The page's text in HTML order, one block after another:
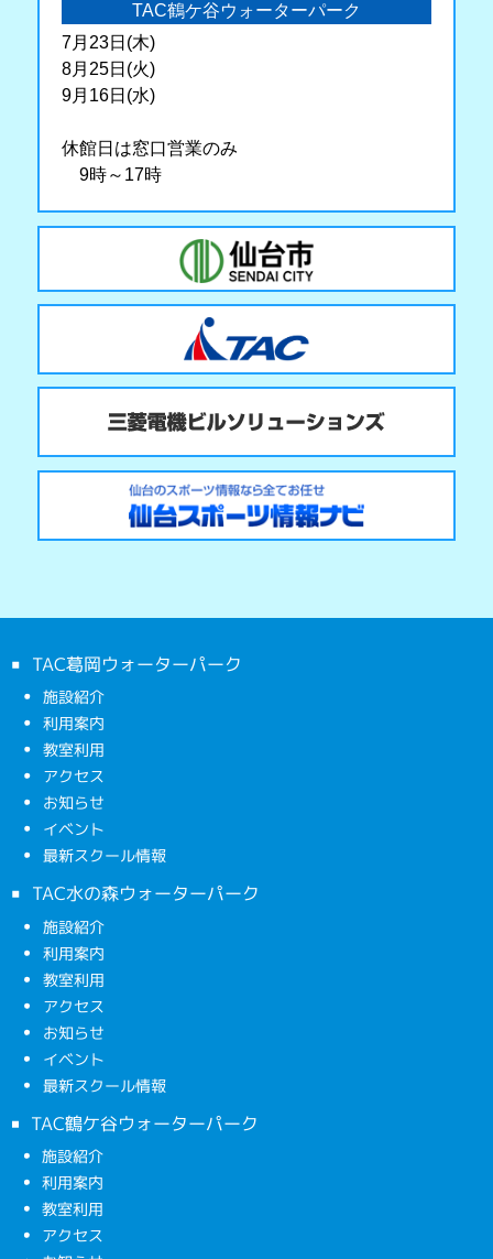
TAC鶴ケ谷ウォーターパーク
7月23日(木)
8月25日(火)
9月16日(水)
休館日は窓口営業のみ
9時～17時
TAC葛岡ウォーターパーク
施設紹介
利用案内
教室利用
アクセス
お知らせ
イベント
最新スクール情報
TAC水の森ウォーターパーク
施設紹介
利用案内
教室利用
アクセス
お知らせ
イベント
最新スクール情報
TAC鶴ケ谷ウォーターパーク
施設紹介
利用案内
教室利用
アクセス